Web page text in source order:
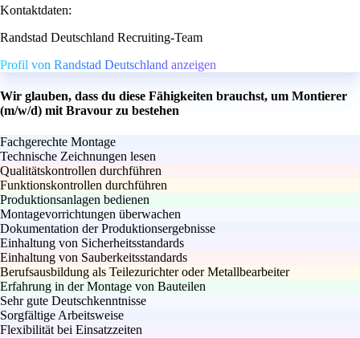
Kontaktdaten:
Randstad Deutschland Recruiting-Team
Profil von Randstad Deutschland anzeigen
Wir glauben, dass du diese Fähigkeiten brauchst, um Montierer
(m/w/d) mit Bravour zu bestehen
Fachgerechte Montage
Technische Zeichnungen lesen
Qualitätskontrollen durchführen
Funktionskontrollen durchführen
Produktionsanlagen bedienen
Montagevorrichtungen überwachen
Dokumentation der Produktionsergebnisse
Einhaltung von Sicherheitsstandards
Einhaltung von Sauberkeitsstandards
Berufsausbildung als Teilezurichter oder Metallbearbeiter
Erfahrung in der Montage von Bauteilen
Sehr gute Deutschkenntnisse
Sorgfältige Arbeitsweise
Flexibilität bei Einsatzzeiten